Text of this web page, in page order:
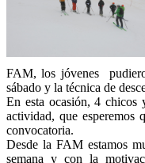
FAM, los jóvenes
sábado y la técnica de
En esta ocasión, 4
actividad, que esperemos
convocatoria.
Desde la FAM estamos
semana y con la